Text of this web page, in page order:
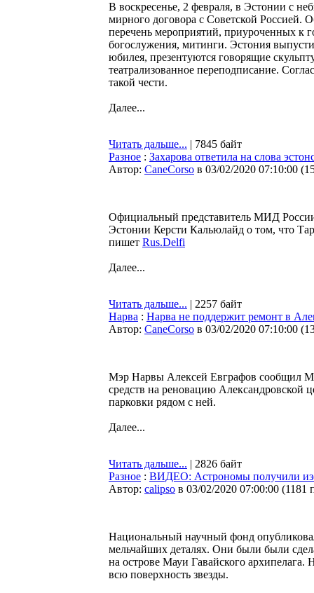
В воскресенье, 2 февраля, в Эстонии с
мирного договора с Советской Россией.
перечень мероприятий, приуроченных к
богослужения, митинги. Эстония
юбилея, презентуются говорящие
театрализованное переподписание.
такой чести.
Далее...
Читать дальше... | 7845 байт
Разное : Захарова ответила на слова
Автор: CaneCorso в 03/02/2020 07:10:00 (
Официальный представитель МИД
Эстонии Керсти Кальюлайд о том, что
пишет Rus.Delfi
Далее...
Читать дальше... | 2257 байт
Нарва : Нарва не поддержит ремонт в
Автор: CaneCorso в 03/02/2020 07:10:00 (
Мэр Нарвы Алексей Евграфов сообщил
средств на реновацию Александровской
парковки рядом с ней.
Далее...
Читать дальше... | 2826 байт
Разное : ВИДЕО: Астрономы получили
Автор: calipso в 03/02/2020 07:00:00 (1181
Национальный научный фонд
мельчайших деталях. Они были были
на острове Мауи Гавайского
всю поверхность звезды.